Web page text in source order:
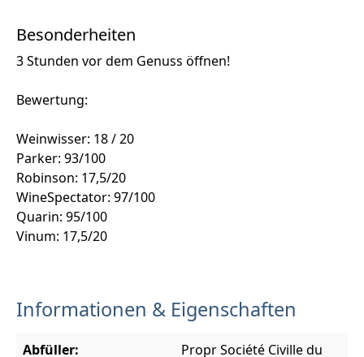
Besonderheiten
3 Stunden vor dem Genuss öffnen!
Bewertung:
Weinwisser: 18 / 20
Parker: 93/100
Robinson: 17,5/20
WineSpectator: 97/100
Quarin: 95/100
Vinum: 17,5/20
Informationen & Eigenschaften
Abfüller: Propr Société Civille du